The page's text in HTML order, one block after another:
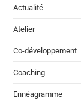
Actualité
Atelier
Co-développement
Coaching
Ennéagramme